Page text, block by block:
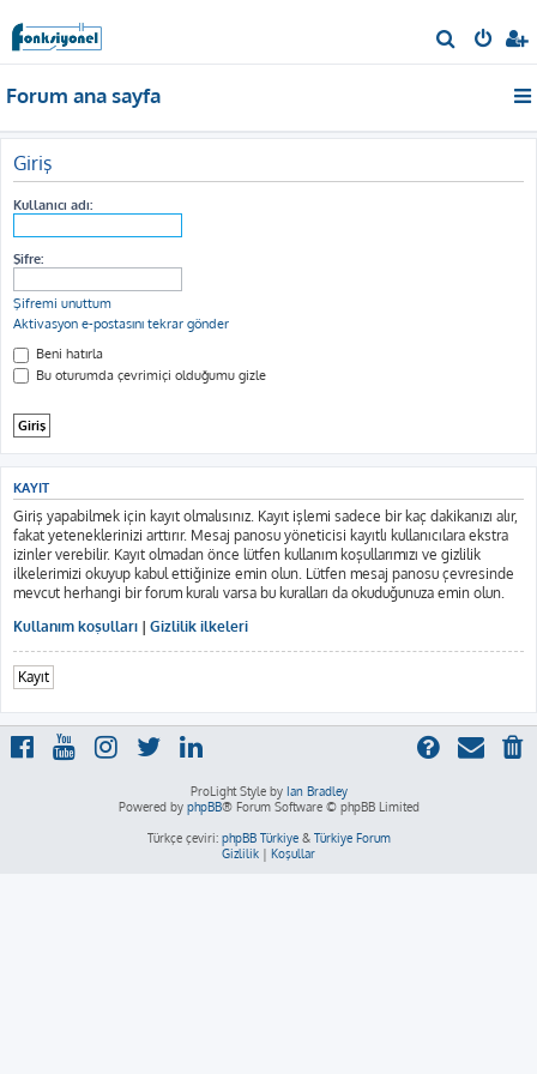
r
Forum ana sayfa
Giriş
Kullanıcı adı:
Şifre:
Şifremi unuttum
Aktivasyon e-postasını tekrar gönder
Beni hatırla
Bu oturumda çevrimiçi olduğumu gizle
KAYIT
Giriş yapabilmek için kayıt olmalısınız. Kayıt işlemi sadece bir kaç dakikanızı alır,
fakat yeteneklerinizi arttırır. Mesaj panosu yöneticisi kayıtlı kullanıcılara ekstra
izinler verebilir. Kayıt olmadan önce lütfen kullanım koşullarımızı ve gizlilik
ilkelerimizi okuyup kabul ettiğinize emin olun. Lütfen mesaj panosu çevresinde
mevcut herhangi bir forum kuralı varsa bu kuralları da okuduğunuza emin olun.
Kullanım koşulları | Gizlilik ilkeleri
Kayıt
ProLight Style by Ian Bradley
Powered by phpBB® Forum Software © phpBB Limited
Türkçe çeviri: phpBB Türkiye& Türkiye Forum
Gizlilik | Koşullar